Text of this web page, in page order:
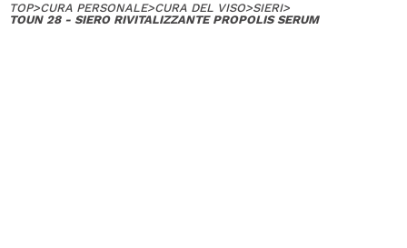
TOP>CURA PERSONALE>CURA DEL VISO>SIERI>
TOUN 28 - SIERO RIVITALIZZANTE PROPOLIS SERUM